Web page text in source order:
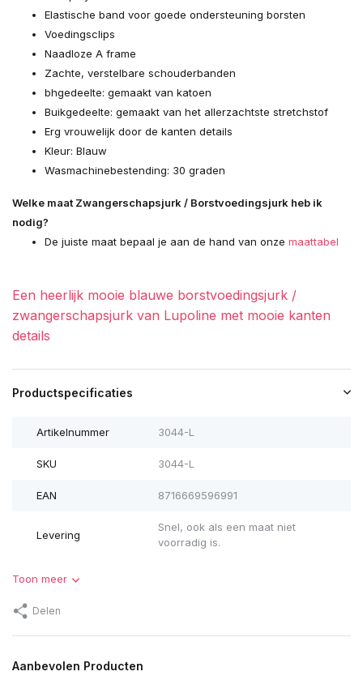
Elastische band voor goede ondersteuning borsten
Voedingsclips
Naadloze A frame
Zachte, verstelbare schouderbanden
bhgedeelte: gemaakt van katoen
Buikgedeelte: gemaakt van het allerzachtste stretchstof
Erg vrouwelijk door de kanten details
Kleur: Blauw
Wasmachinebestending: 30 graden
Welke maat Zwangerschapsjurk / Borstvoedingsjurk heb ik
nodig?
De juiste maat bepaal je aan de hand van onze maattabel
Een heerlijk mooie blauwe borstvoedingsjurk /
zwangerschapsjurk van Lupoline met mooie kanten
details
Productspecificaties
Artikelnummer 3044-L
SKU 3044-L
EAN 8716669596991
Levering
Snel, ook als een maat niet
voorradig is.
Toon meer
Delen
Aanbevolen Producten